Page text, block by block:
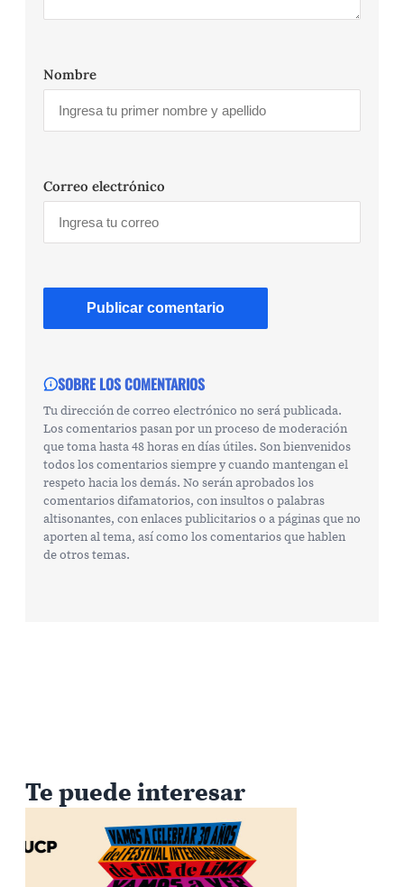
Nombre
Correo electrónico
SOBRE LOS COMENTARIOS
Tu dirección de correo electrónico no será publicada.
Los comentarios pasan por un proceso de moderación
que toma hasta 48 horas en días útiles. Son bienvenidos
todos los comentarios siempre y cuando mantengan el
respeto hacia los demás. No serán aprobados los
comentarios difamatorios, con insultos o palabras
altisonantes, con enlaces publicitarios o a páginas que no
aporten al tema, así como los comentarios que hablen
de otros temas.
Te puede interesar